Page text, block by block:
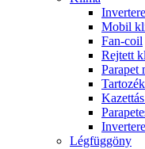
Mobil
Fan-coil
Rejtett
Parapet
Légfüggöny